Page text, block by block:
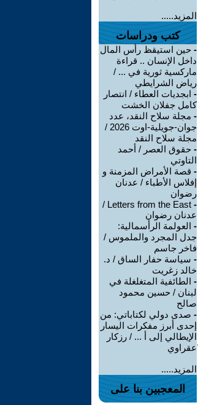
المزيد.....
كتب ودراسات
- حين استيقظ رأس المال
داخل الإنسان .. قراءة
ماركسية ثورية في ... /
رياض الشرايطي
- ابجديات العطاء / انتصار
كامل جفلان الخشت
- مجلة سلاح النقد، عدد
جوان-جويلية-اوت 2026 /
مجلة سلاح النقد
- حقوق العصر / أحمد
التاوتي
- قصة الأمراض المزمنة و
إفلاس الأطباء / عدنان
رضوان
-
Letters from the East /
عدنان رضوان
- العولمة الرأسمالية:
جدل المجرد والملموس /
فاخر جاسم
- سياسة حفار الساق / د.
خالد زغريت
- الطائفية المتغلغلة في
لبنان / حسين محمود
صالح
- صدى دولي لكتاباتي: من
إحدى أبرز مفكرات اليسار
الإيطالي إلى أ ... / رزكار
عقراوي
المزيد.....
المعجبين بنا على